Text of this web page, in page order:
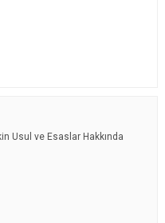
Usul ve Esaslar Hakkında